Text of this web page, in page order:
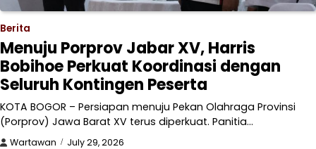
Berita
Menuju Porprov Jabar XV, Harris
Bobihoe Perkuat Koordinasi dengan
Seluruh Kontingen Peserta
KOTA BOGOR – Persiapan menuju Pekan Olahraga Provinsi
(Porprov) Jawa Barat XV terus diperkuat. Panitia…
Wartawan July 29, 2026